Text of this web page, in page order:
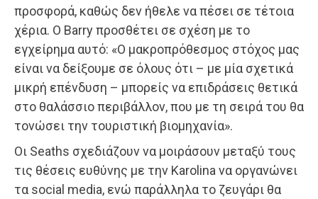
προσφορά, καθώς δεν ήθελε να πέσει σε τέτοια
χέρια. Ο Barry προσθέτει σε σχέση με το
εγχείρημα αυτό: «Ο μακροπρόθεσμος στόχος μας
είναι να δείξουμε σε όλους ότι – με μία σχετικά
μικρή επένδυση – μπορείς να επιδράσεις θετικά
στο θαλάσσιο περιβάλλον, που με τη σειρά του θα
τονώσει την τουριστική βιομηχανία».
Οι Seaths σχεδιάζουν να μοιράσουν μεταξύ τους
τις θέσεις ευθύνης με την Karolina να οργανώνει
τα social media, ενώ παράλληλα το ζευγάρι θα